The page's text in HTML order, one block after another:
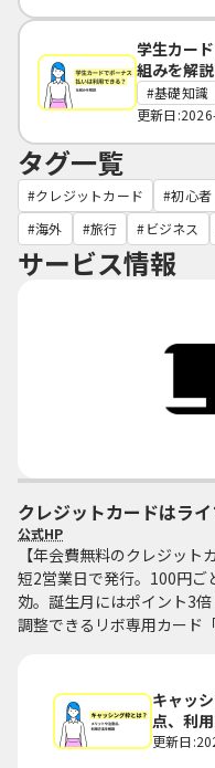
学生カー
組みを解説
基礎知識
更新日
タグ一覧
クレジットカード 初心者
海外
旅行 ビジネス
サービス情報
クレジットカードはラ
公式HP
【年会費無料のクレジッ
短2営業日で発行。100円ご
効。誕生月にはポイント3
調整できるリボ専用カード
キャッ
点、利
更新日